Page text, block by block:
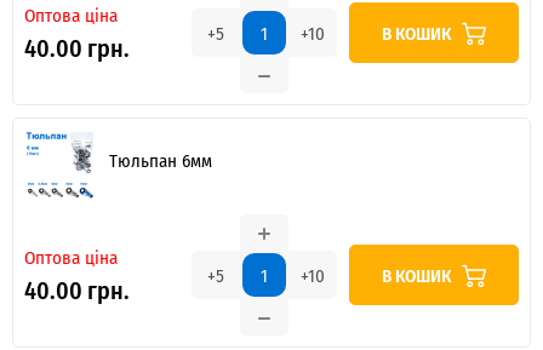
Оптова ціна
40.00 грн. +5 +10 В КОШИК
Тюльпан 6мм
Оптова ціна
40.00 грн. +5 +10 В КОШИК